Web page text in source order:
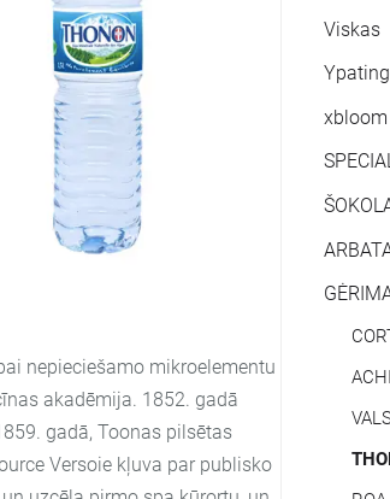
Viskas
xbloom
nepieciešamo mikroelementu
akadēmija. 1852. gadā
gadā, Toonas pilsētas
Versoie kļuva par publisko